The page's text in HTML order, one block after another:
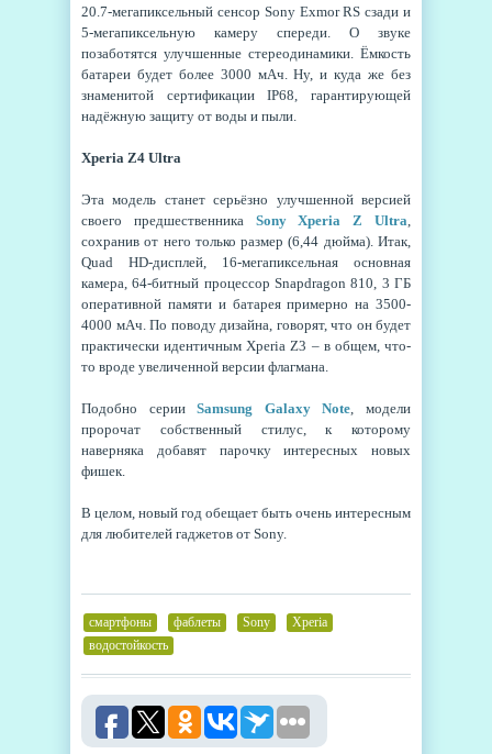
20.7-мегапиксельный сенсор Sony Exmor RS сзади и
5-мегапиксельную камеру спереди. О звуке
позаботятся улучшенные стереодинамики. Ёмкость
батареи будет более 3000 мАч. Ну, и куда же без
знаменитой сертификации IP68, гарантирующей
надёжную защиту от воды и пыли.
Xperia Z4 Ultra
Эта модель станет серьёзно улучшенной версией
своего предшественника Sony Xperia Z Ultra,
сохранив от него только размер (6,44 дюйма). Итак,
Quad HD-дисплей, 16-мегапиксельная основная
камера, 64-битный процессор Snapdragon 810, 3 ГБ
оперативной памяти и батарея примерно на 3500-
4000 мАч. По поводу дизайна, говорят, что он будет
практически идентичным Xperia Z3 – в общем, что-
то вроде увеличенной версии флагмана.
Подобно серииSamsung Galaxy Note, модели
пророчат собственный стилус, к которому
наверняка добавят парочку интересных новых
фишек.
В целом, новый год обещает быть очень интересным
для любителей гаджетов от Sony.
смартфоны фаблеты Sony Xperia
водостойкость